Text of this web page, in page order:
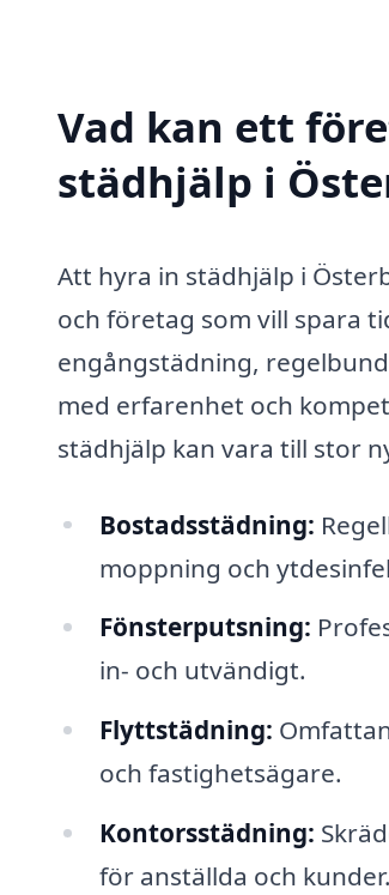
Vad kan ett
städhjälp i
Att hyra in städhjälp i
och företag som vill spara
engångstädning,
med erfarenhet och
städhjälp kan vara till stor
Bostadsstädning:
moppning och
Fönsterputsning:
in- och utvändigt.
Flyttstädning:
och fastighetsägare.
Kontorsstädning:
för anställda och kunder.